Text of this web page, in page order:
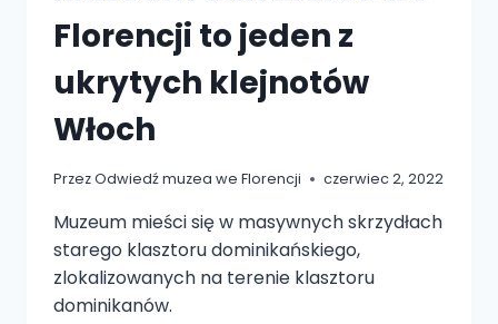
Florencji to jeden z
ukrytych klejnotów
Włoch
PrzezOdwiedź muzea we Florencji czerwiec 2, 2022
Muzeum mieści się w masywnych skrzydłach
starego klasztoru dominikańskiego,
zlokalizowanych na terenie klasztoru
dominikanów.